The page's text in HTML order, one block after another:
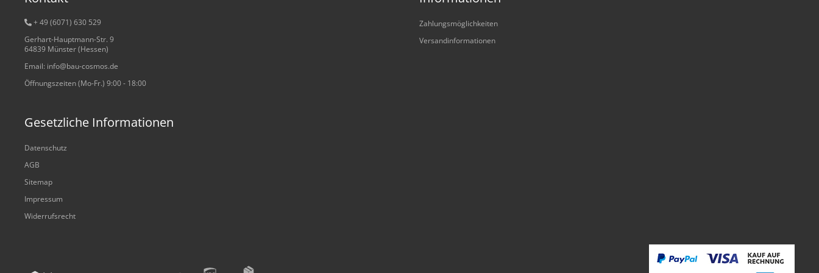
+ 49 (6071) 630 529
Gerhart-Hauptmann-Str. 9
64839 Münster (Hessen)
Email: info@bau-cosmos.de
Öffnungszeiten (Mo-Fr.) 9:00 - 18:00
Zahlungsmöglichkeiten
Versandinformationen
Gesetzliche Informationen
Datenschutz
AGB
Sitemap
Impressum
Widerrufsrecht